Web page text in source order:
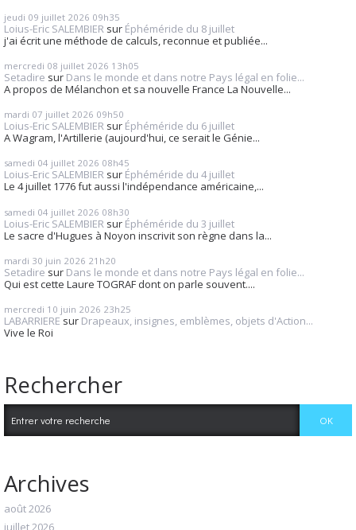
jeudi 09 juillet 2026 09h35
Loius-Eric SALEMBIER sur Éphéméride du 8 juillet
j'ai écrit une méthode de calculs, reconnue et publiée...
mercredi 08 juillet 2026 13h05
Setadire sur Dans le monde et dans notre Pays légal en folie...
A propos de Mélanchon et sa nouvelle France La Nouvelle...
mardi 07 juillet 2026 09h50
Loius-Eric SALEMBIER sur Éphéméride du 6 juillet
A Wagram, l'Artillerie (aujourd'hui, ce serait le Génie...
samedi 04 juillet 2026 08h45
Loius-Eric SALEMBIER sur Éphéméride du 4 juillet
Le 4 juillet 1776 fut aussi l'indépendance américaine,...
samedi 04 juillet 2026 08h30
Loius-Eric SALEMBIER sur Éphéméride du 3 juillet
Le sacre d'Hugues à Noyon inscrivit son règne dans la...
mardi 30 juin 2026 21h20
Setadire sur Dans le monde et dans notre Pays légal en folie...
Qui est cette Laure TOGRAF dont on parle souvent....
mercredi 10 juin 2026 23h25
LABARRIERE sur Drapeaux, insignes, emblèmes, objets d'Action...
Vive le Roi
Rechercher
Archives
août 2026
juillet 2026